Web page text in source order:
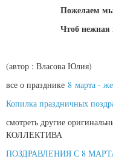
Пожелаем
Чтоб нежная
(автор : Власова Юлия)
все о празднике 8 марта -
Копилка праздничных
смотреть другие
КОЛЛЕКТИВА
ПОЗДРАВЛЕНИЯ С 8